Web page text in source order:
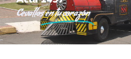
Cevallosen tu corazón